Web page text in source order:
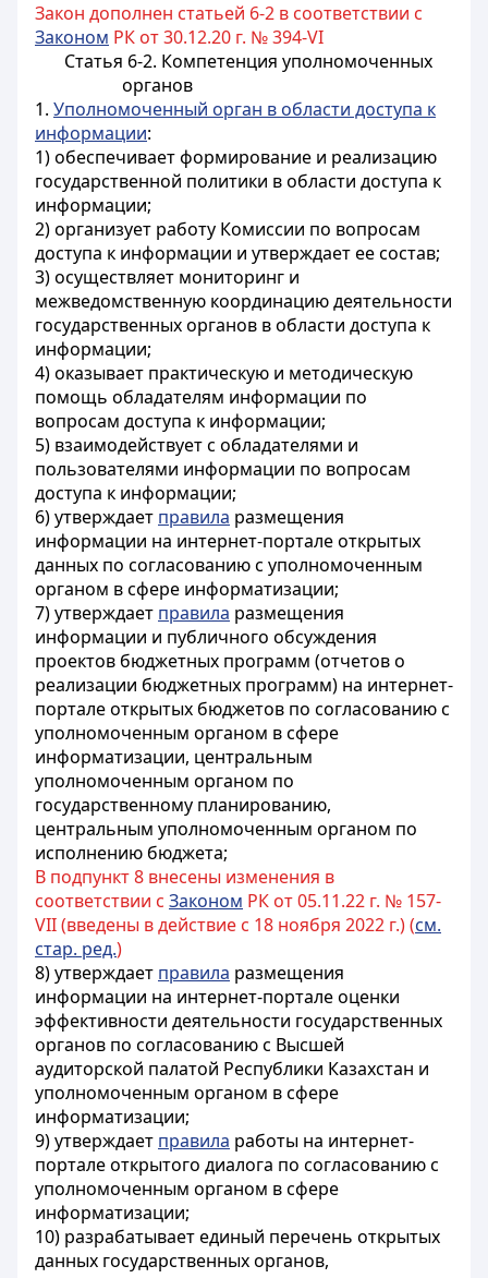
Закон дополнен статьей 6-2 в соответствии с
Законом РК от 30.12.20 г. № 394-VI
Статья 6-2. Компетенция уполномоченных
органов
1. Уполномоченный орган в области доступа к
информации:
1) обеспечивает формирование и реализацию
государственной политики в области доступа к
информации;
2) организует работу Комиссии по вопросам
доступа к информации и утверждает ее состав;
3) осуществляет мониторинг и
межведомственную координацию деятельности
государственных органов в области доступа к
информации;
4) оказывает практическую и методическую
помощь обладателям информации по
вопросам доступа к информации;
5) взаимодействует с обладателями и
пользователями информации по вопросам
доступа к информации;
6) утверждает правила размещения
информации на интернет-портале открытых
данных по согласованию с уполномоченным
органом в сфере информатизации;
7) утверждает правила размещения
информации и публичного обсуждения
проектов бюджетных программ (отчетов о
реализации бюджетных программ) на интернет-
портале открытых бюджетов по согласованию с
уполномоченным органом в сфере
информатизации, центральным
уполномоченным органом по
государственному планированию,
центральным уполномоченным органом по
исполнению бюджета;
В подпункт 8 внесены изменения в
соответствии с Законом РК от 05.11.22 г. № 157-
VII (введены в действие с 18 ноября 2022 г.) (см.
стар. ред.)
8) утверждает правила размещения
информации на интернет-портале оценки
эффективности деятельности государственных
органов по согласованию с Высшей
аудиторской палатой Республики Казахстан и
уполномоченным органом в сфере
информатизации;
9) утверждает правила работы на интернет-
портале открытого диалога по согласованию с
уполномоченным органом в сфере
информатизации;
10) разрабатывает единый перечень открытых
данных государственных органов,